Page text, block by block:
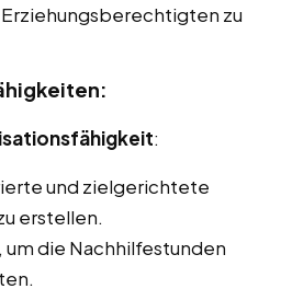
zu
:
und zielgerichtete
erstellen.
die Nachhilfestunden